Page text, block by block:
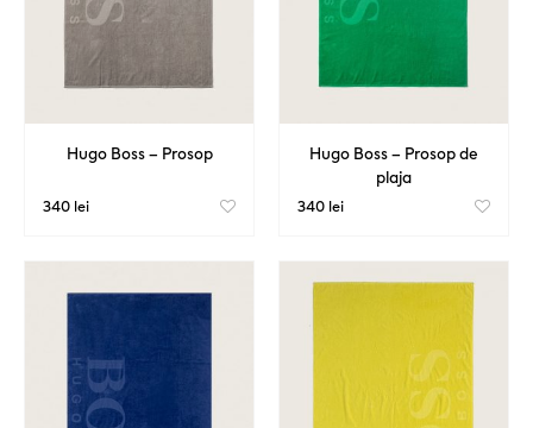
Hugo Boss – Prosop
340 lei
Hugo Boss – Prosop de
plaja
340 lei